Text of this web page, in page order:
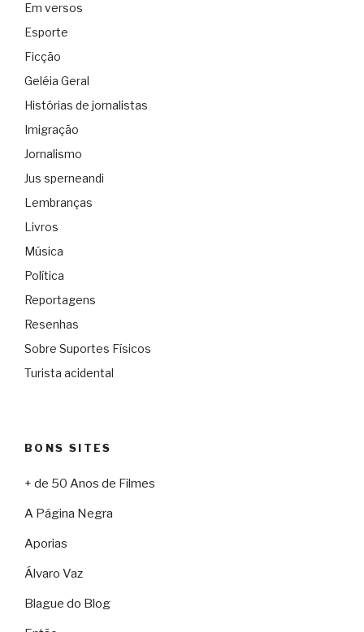
Em versos
Esporte
Ficção
Geléia Geral
Histórias de jornalistas
Imigração
Jornalismo
Jus sperneandi
Lembranças
Livros
Música
Política
Reportagens
Resenhas
Sobre Suportes Físicos
Turista acidental
BONS SITES
+ de 50 Anos de Filmes
A Página Negra
Aporias
Álvaro Vaz
Blague do Blog